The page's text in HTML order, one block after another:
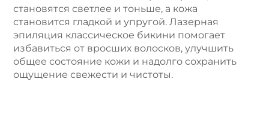
становятся светлее и тоньше, а кожа
становится гладкой и упругой. Лазерная
эпиляция классическое бикини помогает
избавиться от вросших волосков, улучшить
общее состояние кожи и надолго сохранить
ощущение свежести и чистоты.